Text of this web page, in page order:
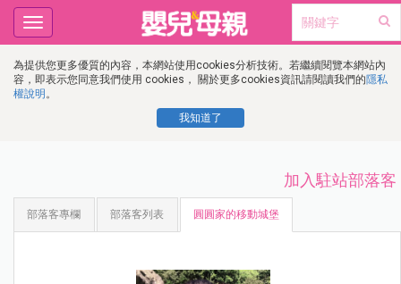
為提供您更多優質的內容，本網站使用cookies分析技術。若繼續閱覽本網站內
容，即表示您同意我們使用 cookies， 關於更多cookies資訊請閱讀我們的隱私
權說明 。
我知道了
Toggle
navigation
加入駐站部落客
部落客專欄 部落客列表 圓圓家的移動城堡